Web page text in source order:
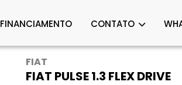
FINANCIAMENTO CONTATO
FIAT
FIAT PULSE 1.3 FLEX DRIVE